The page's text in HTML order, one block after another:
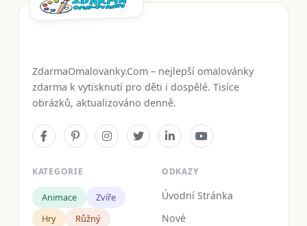
ZdarmaOmalovanky.Com – nejlepší omalovánky
zdarma k vytisknutí pro děti i dospělé. Tisíce
obrázků, aktualizováno denně.
KATEGORIE
Animace
Zvíře
Hry
Růžný
ODKAZY
Úvodní Stránka
Nové